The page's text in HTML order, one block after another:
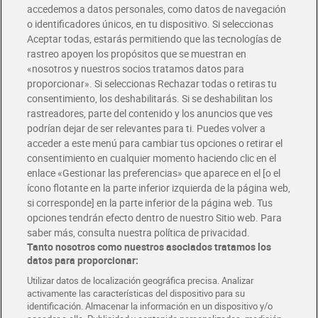
Envío gratis por compras superiores a 100€
Envío estandar por 4,99€
Glovo y Uber Eats
Solicita tu factura de Glovo o Uber Eats
Únete al CLUB Dia
Disfruta las ventajas y ofertas exclusivas.
Descárgate la APP Dia
Folletos y Tiendas
Descubre las mejores ofertas y busca tu tienda más cercana
Tarjeta MaX Dia
Te devuelve hasta 8€/mes de tus compras.
¡Solicita tu tarjeta de crédito aquí!
COMER MEJOR CADA DIA
accedemos a datos personales, como datos de navegación
o identificadores únicos, en tu dispositivo. Si seleccionas
Aceptar todas, estarás permitiendo que las tecnologías de
rastreo apoyen los propósitos que se muestran en
«nosotros y nuestros socios tratamos datos para
proporcionar». Si seleccionas Rechazar todas o retiras tu
consentimiento, los deshabilitarás. Si se deshabilitan los
rastreadores, parte del contenido y los anuncios que ves
podrían dejar de ser relevantes para ti. Puedes volver a
acceder a este menú para cambiar tus opciones o retirar el
consentimiento en cualquier momento haciendo clic en el
enlace «Gestionar las preferencias» que aparece en el [o el
ícono flotante en la parte inferior izquierda de la página web,
si corresponde] en la parte inferior de la página web. Tus
opciones tendrán efecto dentro de nuestro Sitio web. Para
saber más, consulta nuestra política de privacidad.
Tanto nosotros como nuestros asociados tratamos los
datos para proporcionar:
Utilizar datos de localización geográfica precisa. Analizar
activamente las características del dispositivo para su
identificación. Almacenar la información en un dispositivo y/o